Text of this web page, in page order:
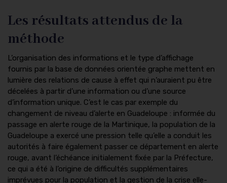
Les résultats attendus de la
méthode
L’organisation des informations et le type d’affichage
fournis par la base de données orientée graphe mettent en
lumière des relations de cause à effet qui n’auraient pu être
décelées à partir d’une information ou d’une source
d’information unique. C’est le cas par exemple du
changement de niveau d’alerte en Guadeloupe : informée du
passage en alerte rouge de la Martinique, la population de la
Guadeloupe a exercé une pression telle qu’elle a conduit les
autorités à faire également passer ce département en alerte
rouge, avant l’échéance initialement fixée par la Préfecture,
ce qui a été à l’origine de difficultés supplémentaires
imprévues pour la population et la gestion de la crise elle-